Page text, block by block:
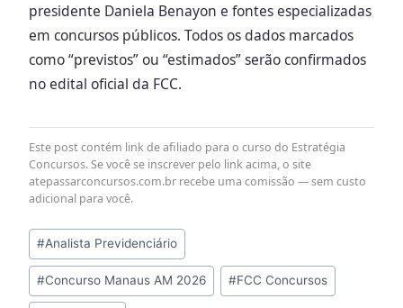
presidente Daniela Benayon e fontes especializadas
em concursos públicos. Todos os dados marcados
como “previstos” ou “estimados” serão confirmados
no edital oficial da FCC.
Este post contém link de afiliado para o curso do Estratégia
Concursos. Se você se inscrever pelo link acima, o site
atepassarconcursos.com.br recebe uma comissão — sem custo
adicional para você.
Tags
do
Post:
#Analista Previdenciário
#Concurso Manaus AM 2026 #FCC Concursos